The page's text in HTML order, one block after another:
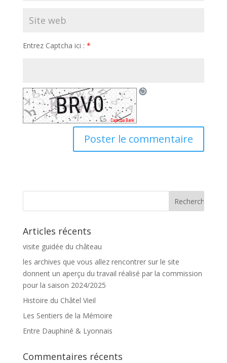
Entrez Captcha ici : *
Articles récents
visite guidée du château
les archives que vous allez rencontrer sur le site
donnent un aperçu du travail réalisé par la commission
pour la saison 2024/2025
Histoire du Châtel Vieil
Les Sentiers de la Mémoire
Entre Dauphiné & Lyonnais
Commentaires récents